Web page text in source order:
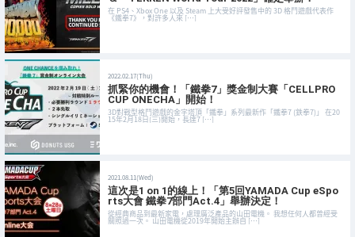
在 PS4、Xbox One 以及 Steam 上大受好評發售中的 3D 格鬥遊戲代表作
《鐵拳7》，對許多人來 […]
2022.02.17(Thu)
抓緊你的機會！「鐵拳7」獎金制大賽「CELLPRO
CUP ONECHA」開始！
3D對戰型格鬥遊戲的金字塔頂「鐵拳」系列最新作「鐵拳7 (鉄拳7)」 在20
15年2月18日(三)開始，長達7 […]
2021.08.11(Wed)
這次是1 on 1的線上！「第5回YAMADA Cup eSpo
rts大會 鐵拳7部門Act.4」舉辦決定！
從經典商品到最新家電，處理廣泛產品的山田電機。 我想任何人都曾經受
關照過一次。 山田電機從2019年開始主辦自 […]